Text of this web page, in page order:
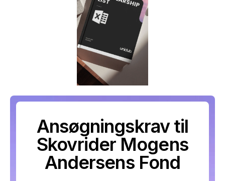
Ansøgningskrav til
Skovrider Mogens
Andersens Fond